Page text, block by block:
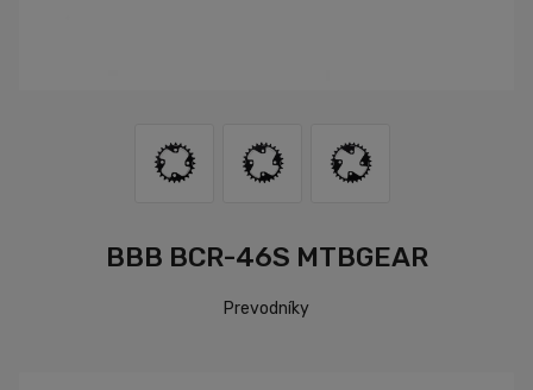
BBB BCR-46S MTBGEAR
Prevodníky